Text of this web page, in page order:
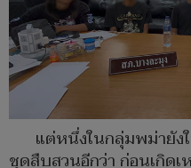
แต่หนึ่งในกลุ่มพม่ายัง
ชุดสืบสวนอีกว่า ก่อนเกิดเ